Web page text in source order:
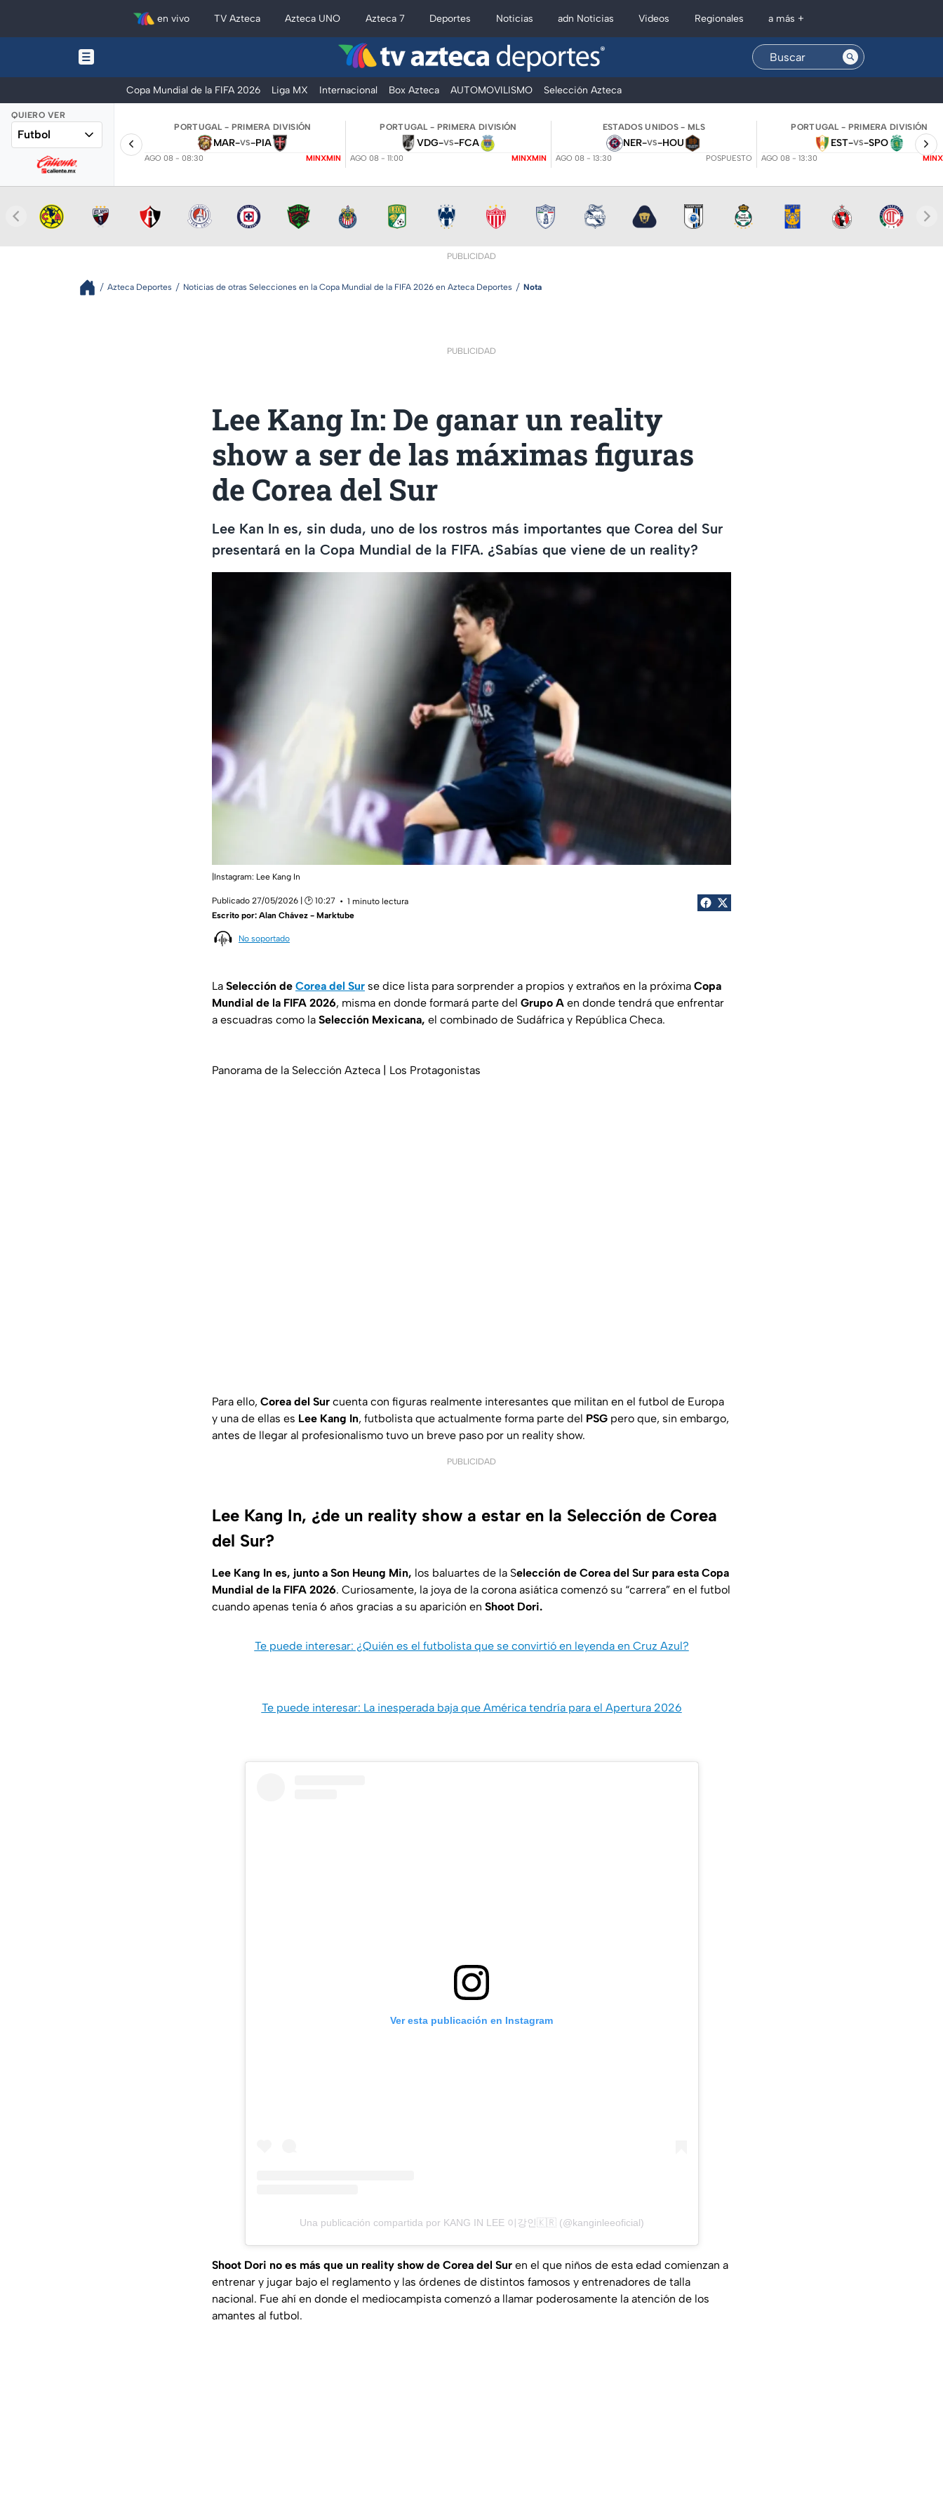
en vivo TV Azteca Azteca UNO Azteca 7 Deportes Noticias adn Noticias Videos Regionales a más +
Copa Mundial de la FIFA 2026 Liga MX Internacional Box Azteca AUTOMOVILISMO Selección Azteca
QUIERO VER
Futbol
PORTUGAL - PRIMERA DIVISIÓN
MAR-VS-PIA
AGO 08 - 08:30 MINXMIN
PORTUGAL - PRIMERA DIVISIÓN
VDG-VS-FCA
AGO 08 - 11:00 MINXMIN
ESTADOS UNIDOS - MLS
NER-VS-HOU
AGO 08 - 13:30 POSPUESTO
PORTUGAL - PRIMERA DIVISIÓN
EST-VS-SPO
AGO 08 - 13:30
PUBLICIDAD
Azteca Deportes Noticias de otras Selecciones en la Copa Mundial de la FIFA 2026 en Azteca Deportes Nota
PUBLICIDAD
Lee Kang In: De ganar un reality
show a ser de las máximas figuras
de Corea del Sur
Lee Kan In es, sin duda, uno de los rostros más importantes que Corea del Sur
presentará en la Copa Mundial de la FIFA. ¿Sabías que viene de un reality?
|Instagram: Lee Kang In
Publicado 27/05/2026 | 🕑 10:27
1 minuto lectura
Escrito por: Alan Chávez - Marktube
No soportado
La Selección de Corea del Sur se dice lista para sorprender a propios y extraños en la próxima Copa
Mundial de la FIFA 2026, misma en donde formará parte del Grupo A en donde tendrá que enfrentar
a escuadras como la Selección Mexicana, el combinado de Sudáfrica y República Checa.
Panorama de la Selección Azteca | Los Protagonistas
Para ello, Corea del Sur cuenta con figuras realmente interesantes que militan en el futbol de Europa
y una de ellas es Lee Kang In, futbolista que actualmente forma parte del PSG pero que, sin embargo,
antes de llegar al profesionalismo tuvo un breve paso por un reality show.
PUBLICIDAD
Lee Kang In, ¿de un reality show a estar en la Selección de Corea
del Sur?
Lee Kang In es, junto a Son Heung Min, los baluartes de la Selección de Corea del Sur para esta Copa
Mundial de la FIFA 2026. Curiosamente, la joya de la corona asiática comenzó su “carrera” en el futbol
cuando apenas tenía 6 años gracias a su aparición en Shoot Dori.
Te puede interesar: ¿Quién es el futbolista que se convirtió en leyenda en Cruz Azul?
Te puede interesar: La inesperada baja que América tendría para el Apertura 2026
Ver esta publicación en Instagram
Una publicación compartida por KANG IN LEE 이강인🇰🇷 (@kanginleeoficial)
Shoot Dori no es más que un reality show de Corea del Sur en el que niños de esta edad comienzan a
entrenar y jugar bajo el reglamento y las órdenes de distintos famosos y entrenadores de talla
nacional. Fue ahí en donde el mediocampista comenzó a llamar poderosamente la atención de los
amantes al futbol.